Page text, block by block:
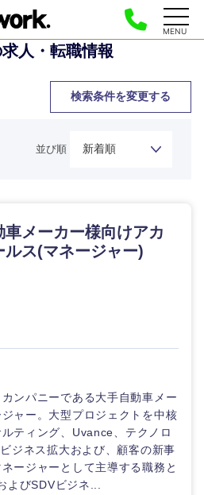
MENU
人・転職情報
検索条件を変更する
並び順
車メーカー様向けアカ
ルス(マネージャー)
ンパニーである大手自動車メー
ャー。大型プロジェクトを中核
ティング、Uvance、テクノロ
ジネス拡大および、顧客の新事
ージャーとして主導する職務と
よびSDVビジネ...